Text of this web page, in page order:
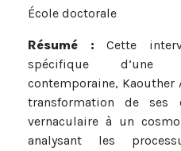
École doctorale
Résumé : Cette
spécifique d’une
contemporaine,
transformation de ses
vernaculaire à un
analysant les